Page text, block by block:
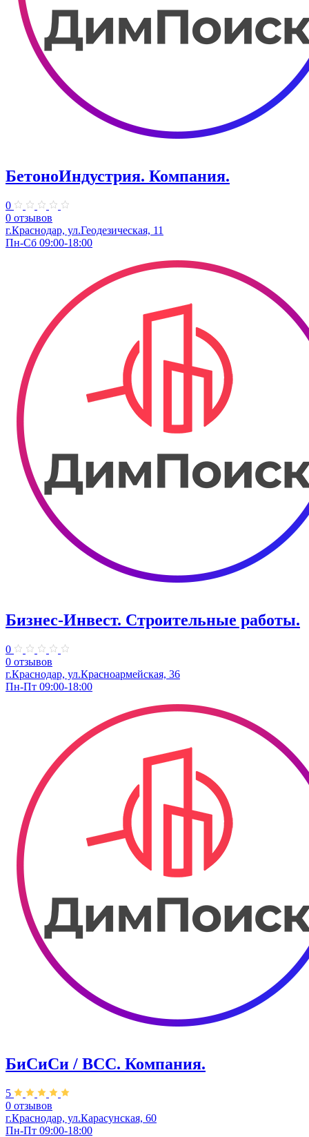
БетоноИндустрия. Компания.
0
0 отзывов
г.Краснодар, ул.Геодезическая, 11
Пн-Сб 09:00-18:00
Бизнес-Инвест. Строительные работы.
0
0 отзывов
г.Краснодар, ул.Красноармейская, 36
Пн-Пт 09:00-18:00
БиСиСи / BCC. Компания.
5
0 отзывов
г.Краснодар, ул.Карасунская, 60
Пн-Пт 09:00-18:00